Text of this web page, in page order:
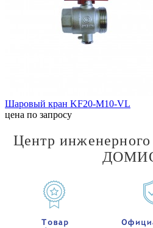
Шаровый кран KF20-M10-VL
цена по запросу
Центр